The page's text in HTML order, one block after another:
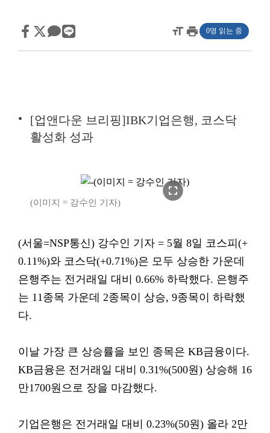
format_sizeprint 0명 읽는 중
[업앤다운 브리핑]IBK기업은행, 코스닥
활성화 성과
fullscreen
(이미지 = 강수인 기자)
(서울=NSP통신) 강수인 기자 = 5월 8일 코스피(+
0.11%)와 코스닥(+0.71%)은 모두 상승한 가운데
은행주는 전거래일 대비 0.66% 하락했다. 은행주
는 11종목 가운데 2종목이 상승, 9종목이 하락했
다.
이날 가장 큰 상승률을 보인 종목은 KB금융이다.
KB금융은 전거래일 대비 0.31%(500원) 상승해 16
만1700원으로 장을 마감했다.
기업은행은 전거래일 대비 0.23%(50원) 올라 2만